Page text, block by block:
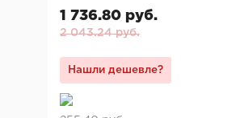
1 736.80 руб.
2 043.24 руб.
Нашли дешевле?